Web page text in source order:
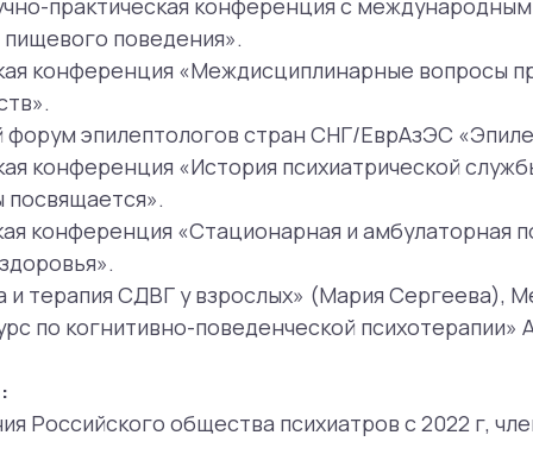
общества психиатров с 2022 г, член
психических расстройств (аффективные
нейродивергенции у взрослых.
помогает специалист:
депрессивное расстройство
расстройство